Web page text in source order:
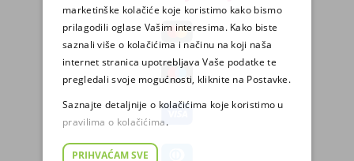
marketinške kolačiće koje koristimo kako bismo
prilagodili oglase Vašim interesima. Kako biste
saznali više o kolačićima i načinu na koji naša
internet stranica upotrebljava Vaše podatke te
pregledali svoje mogućnosti, kliknite na Postavke.
Saznajte detaljnije o kolačićima koje koristimo u
pravilima o kolačićima.
PRIHVAĆAM SVE